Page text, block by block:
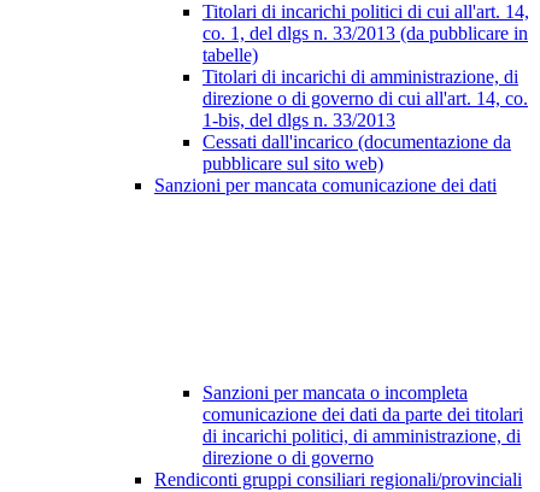
Titolari di incarichi politici di cui all'art. 14,
co. 1, del dlgs n. 33/2013 (da pubblicare in
tabelle)
Titolari di incarichi di amministrazione, di
direzione o di governo di cui all'art. 14, co.
1-bis, del dlgs n. 33/2013
Cessati dall'incarico (documentazione da
pubblicare sul sito web)
Sanzioni per mancata comunicazione dei dati
Sanzioni per mancata o incompleta
comunicazione dei dati da parte dei titolari
di incarichi politici, di amministrazione, di
direzione o di governo
Rendiconti gruppi consiliari regionali/provinciali